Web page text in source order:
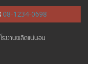
08-1234-0698
รงงานผลิตแน่นอน